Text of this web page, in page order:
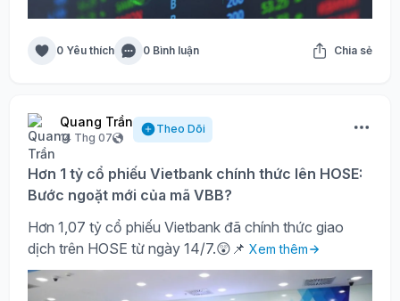
0 Yêu thích 0 Bình luận Chia sẻ
Quang Trần
14 Thg 07
Theo Dõi
Hơn 1 tỷ cổ phiếu Vietbank chính thức lên HOSE:
Bước ngoặt mới của mã VBB?
Hơn 1,07 tỷ cổ phiếu Vietbank đã chính thức giao
dịch trên HOSE từ ngày 14/7.😲📌 Xem thêm